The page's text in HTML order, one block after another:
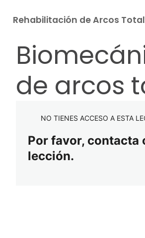
Rehabilitación de Arcos
de arcos
NO TIENES ACCESO A ESTA
Por favor, contacta
lección.
Ant
eri
or
Sig
uie
nte